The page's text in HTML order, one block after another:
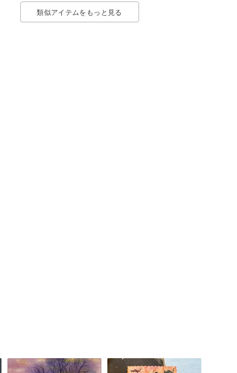
類似アイテムをもっと見る